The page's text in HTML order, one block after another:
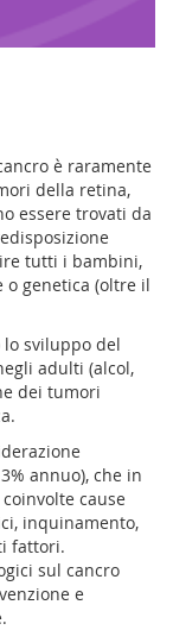
è raramente
della retina,
essere trovati da
tutti i bambini,
o genetica (oltre il
sviluppo del
adulti (alcol,
dei tumori
annuo), che in
cause
inquinamento,
fattori.
sul cancro
e